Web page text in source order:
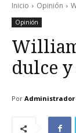
Inicio Opinión
Opinión
dulce
Por Administrador